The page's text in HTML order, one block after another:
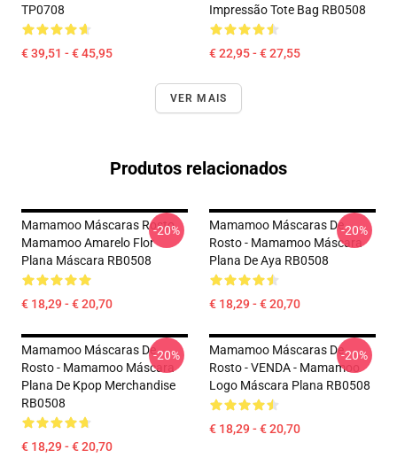
TP0708
€ 39,51 - € 45,95
Impressão Tote Bag RB0508
€ 22,95 - € 27,55
VER MAIS
Produtos relacionados
Mamamoo Máscaras Rosto
Mamamoo Amarelo Flor
Plana Máscara RB0508
€ 18,29 - € 20,70
-20%
Mamamoo Máscaras De
Rosto - Mamamoo Máscara
Plana De Aya RB0508
€ 18,29 - € 20,70
-20%
Mamamoo Máscaras De
Rosto - Mamamoo Máscara
Plana De Kpop Merchandise
RB0508
€ 18,29 - € 20,70
-20%
Mamamoo Máscaras De
Rosto - VENDA - Mamamoo
Logo Máscara Plana RB0508
€ 18,29 - € 20,70
-20%